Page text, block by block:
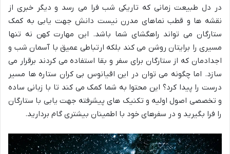
در دل طبیعت زمانی که تاریکی شب فرا می رسد و دیگر خبری از
نقشه ها و قطب نماهای مدرن نیست دانش جهت یابی به کمک
ستارگان می تواند راهگشای شما باشد. این مهارت کهن نه تنها
مسیری را برایتان روشن می کند بلکه ارتباطی عمیق با آسمان شب و
اجدادمان که از ستارگان برای سفر و بقا استفاده می کردند برقرار می
سازد. اما چگونه می توان در این اقیانوس بی کران ستاره ها مسیر
درست را پیدا کرد؟ این محتوا به شما کمک می کند تا با زبانی ساده
و تخصصی اصول اولیه و تکنیک های پیشرفته جهت یابی با ستارگان
را فرا بگیرید و در سفرهای خود با اطمینان بیشتری گام بردارید.